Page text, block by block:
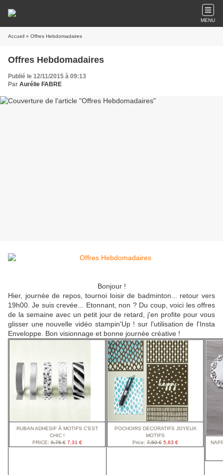
MENU
Accueil » Offres Hebdomadaires
Offres Hebdomadaires
Publié le 12/11/2015 à 09:13
Par Aurélie FABRE
Bonjour !
Hier, journée de repos, tournoi loisir de badminton... retour vers
19h00. Je suis crevée... Etonnant, non ? Du coup, voici les offres
de la semaine avec un petit jour de retard, j'en profite pour vous
glisser une nouvelle vidéo stampin'Up ! sur l'utilisation de l'Insta
Enveloppe. Bon visionnage et bonne journée créative !
RUBAN ADHESIF À MOTIFS C'EST
CHIC !
PRICE: 9,75 € 7,31 €
POCHOIRS DECORATIFS JOYEUX
MOTIFS
Price: 7,50 € 5,63 € N